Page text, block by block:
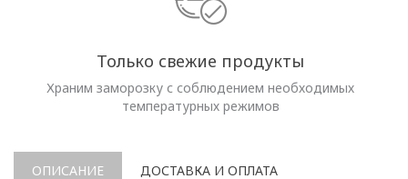
Только свежие продукты
Храним заморозку с соблюдением необходимых
температурных режимов
ОПИСАНИЕ ДОСТАВКА И ОПЛАТА